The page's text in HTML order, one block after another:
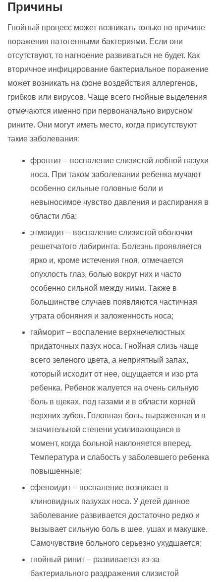
Причины
Гнойный процесс может возникать только по причине
поражения патогенными бактериями. Если они
отсутствуют, то нагноение развиваться не будет. Как
вторичное инфицирование бактериальное поражение
может возникать на фоне воздействия аллергенов,
грибков или вирусов. Чаще всего гнойные выделения
отмечаются именно при первоначально вирусном
рините. Они могут иметь место, когда присутствуют
такие заболевания:
фронтит – воспаление слизистой лобной пазухи
носа. При таком заболевании ребенка мучают
особенно сильные головные боли и
невыносимое чувство давления и распирания в
области лба;
этмоидит – воспаление слизистой оболочки
решетчатого лабиринта. Болезнь проявляется
ярко и, кроме истечения гноя, отмечается
опухлость глаз, болью вокруг них и часто
особенно сильной между ними. Также в
большинстве случаев появляются частичная
утрата обоняния и заложенность носа;
гайморит – воспаление верхнечелюстных
придаточных пазух носа. Гнойная слизь чаще
всего зеленого цвета, а неприятный запах,
который исходит от нее, ощущается и изо рта
ребенка. Ребенок жалуется на очень сильную
боль в щеках, под газами и в области корней
верхних зубов. Головная боль, выраженная и в
значительной степени усиливающаяся в
момент, когда больной наклоняется вперед.
Температура и слабость у заболевшего ребенка
повышенные;
сфеноидит – воспаление возникает в
клиновидных пазухах носа. У детей данное
заболевание развивается достаточно редко и
вызывает сильную боль в шее, ушах и макушке.
Самочувствие больного серьезно ухудшается;
гнойный ринит – развивается из-за
бактериального раздражения слизистой